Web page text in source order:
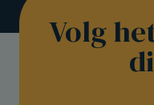
Volg